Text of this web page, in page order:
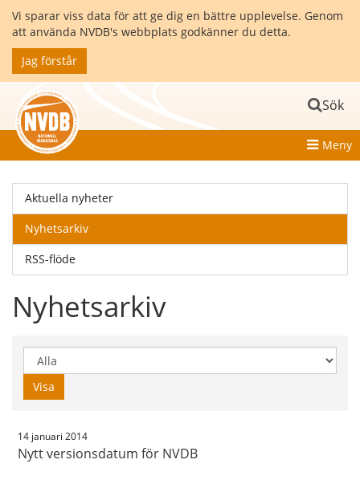
Vi sparar viss data för att ge dig en bättre upplevelse. Genom
att använda NVDB's webbplats godkänner du detta.
Jag förstår
Sök
Meny
Aktuella nyheter
Nyhetsarkiv
RSS-flöde
Nyhetsarkiv
Visa
14 januari 2014
Nytt versionsdatum för NVDB